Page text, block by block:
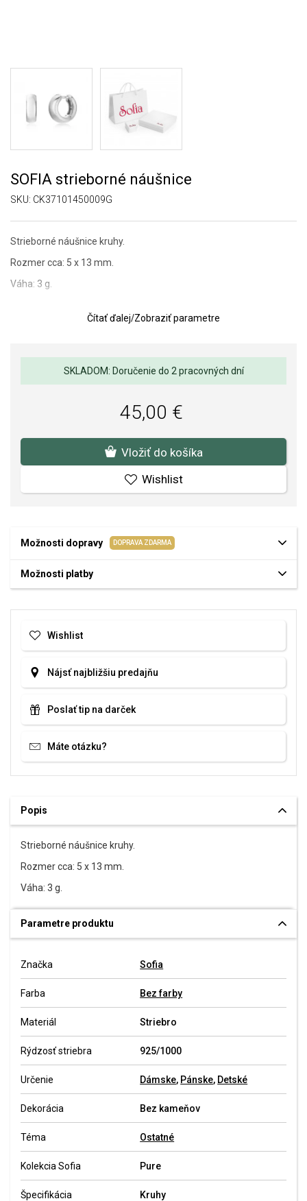
SOFIA strieborné náušnice
SKU: CK37101450009G
Strieborné náušnice kruhy.
Rozmer cca: 5 x 13 mm.
Váha: 3 g.
Čítať ďalej/Zobraziť parametre
SKLADOM: Doručenie do 2 pracovných dní
45,00 €
Vložiť do košíka
Wishlist
Možnosti dopravy DOPRAVA ZDARMA
Možnosti platby
Wishlist
Nájsť najbližšiu predajňu
Poslať tip na darček
Máte otázku?
Popis
Strieborné náušnice kruhy.
Rozmer cca: 5 x 13 mm.
Váha: 3 g.
Parametre produktu
Značka Sofia
Farba Bez farby
Materiál Striebro
Rýdzosť striebra 925/1000
Určenie Dámske, Pánske, Detské
Dekorácia Bez kameňov
Téma Ostatné
Kolekcia Sofia Pure
Špecifikácia Kruhy